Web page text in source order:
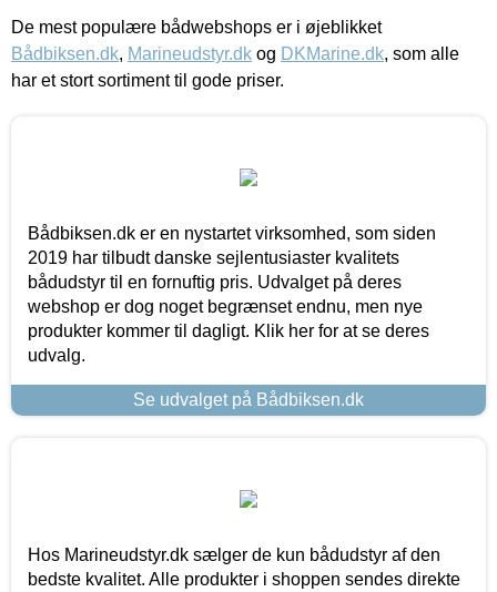
De mest populære bådwebshops er i øjeblikket
Bådbiksen.dk, Marineudstyr.dk og DKMarine.dk, som alle
har et stort sortiment til gode priser.
Bådbiksen.dk er en nystartet virksomhed, som siden
2019 har tilbudt danske sejlentusiaster kvalitets
bådudstyr til en fornuftig pris. Udvalget på deres
webshop er dog noget begrænset endnu, men nye
produkter kommer til dagligt. Klik her for at se deres
udvalg.
Se udvalget på Bådbiksen.dk
Hos Marineudstyr.dk sælger de kun bådudstyr af den
bedste kvalitet. Alle produkter i shoppen sendes direkte